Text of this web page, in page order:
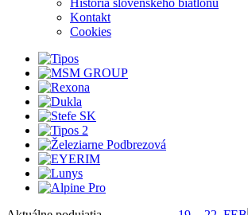
História slovenského biatlonu
Kontakt
Cookies